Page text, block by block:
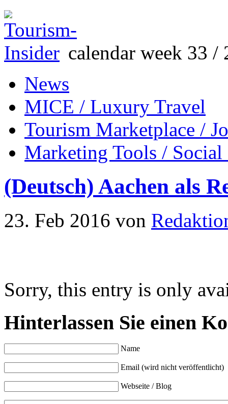
calendar week 33 /
News
MICE / Luxury Travel
Tourism Marketplace /
Marketing Tools /
(Deutsch) Aachen als
23. Feb 2016 von
Sorry, this entry is only
Hinterlassen Sie einen
Name
Email (wird nicht veröffentlicht)
Webseite / Blog